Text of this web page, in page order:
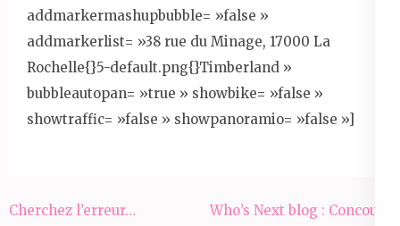
addmarkermashupbubble= »false »
addmarkerlist= »38 rue du Minage, 17000 La
Rochelle{}5-default.png{}Timberland »
bubbleautopan= »true » showbike= »false »
showtraffic= »false » showpanoramio= »false »]
Navigation
Cherchez l’erreur…
Who’s Next blog : Concours